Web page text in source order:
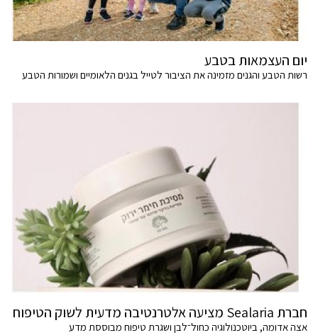
יום העצמאות בטבע
רשות הטבע והגנים מזמינה את הציבור לטייל בגנים הלאומיים ושמורות הטבע
חברת Sealaria מציעה אלטרנטיבה מדעית לשוק הטיפוח
אצה אדומה, ביוטכנולוגיה כחול־לבן ושגרת טיפוח מבוססת מדע